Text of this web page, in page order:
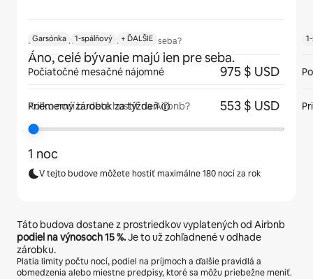
Budú mať hostia bývanie len pre seba?
Áno, celé bývanie majú len pre seba.
Koľko nocí budete hostiť na Airbnb?
1 noc
V tejto budove môžete hostiť maximálne 180 nocí za rok
Táto budova dostane z prostriedkov vyplatených od Airbnb
podiel na výnosoch15 %.Je to už zohľadnené v odhade
zárobku.
Platia limity počtu nocí, podiel na príjmoch a ďalšie pravidlá a
obmedzenia alebo miestne predpisy, ktoré sa môžu priebežne meniť.
Garsónka 1-spálňový + ĎALŠIE
Počiatočné mesačné nájomné 975 $ USD
Priemerný zárobok za týždeň 553 $ USD